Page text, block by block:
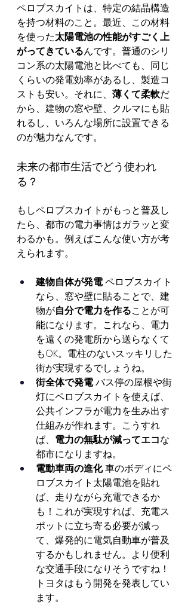
ペロブスカイトは、特定の結晶構造
を持つ材料のこと。最近、この材料
を使った太陽電池の性能がすごく上
がってきているんです。普通のシリ
コン系の太陽電池と比べても、同じ
くらいの発電効率があるし、製造コ
ストも安い。それに、 薄くて柔軟だ
から、建物の窓や壁、クルマにも貼
れるし、いろんな場所に設置できる
のが魅力なんです。
未来の都市生活でどう使われ
る？
もしペロブスカイトがもっと普及し
たら、都市の電力事情はガラッと変
わるかも。例えばこんな使い方が考
えられます。
建物自体が発電 ペロブスカイト
なら、窓や壁に貼ることで、建
物が自分で電力を作ることが可
能になります。これなら、電力
を遠くの発電所から送らなくて
もOK。電柱のないスッキリした
街が実現するでしょうね。
街全体で発電 バス停の屋根や街
灯にペロブスカイトを使えば、
公共インフラが電力を生み出す
仕組みが作れます。こうすれ
ば、 電力の無駄が減ってエコな
都市になりますね。
電動車両の進化 車のボディにペ
ロブスカイト太陽電池を貼れ
ば、走りながら充電できるか
も！これが実現すれば、充電ス
ポットに立ち寄る必要が減っ
て、爆発的に電気自動車が普及
するかもしれません。より便利
な交通手段になりそうですね！
トヨタはもう開発を発表してい
ます。